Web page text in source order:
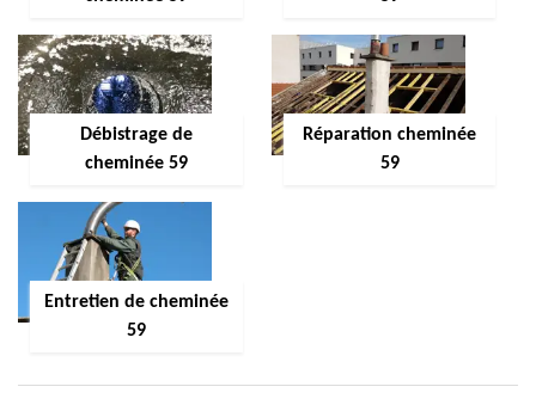
Débistrage de
cheminée 59
Réparation cheminée
59
Entretien de cheminée
59